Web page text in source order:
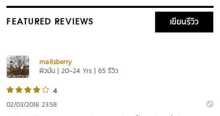
FEATURED REVIEWS เขียนรีวิว
mailsberry
ผิวมัน | 20-24 Yrs | 65 รีวิว
4
02/03/2018 23:58